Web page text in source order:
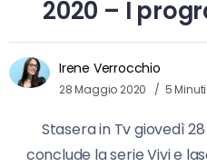
2020 – I
Irene Verrocchio
28 Maggio 2020 5
Stasera in Tv giovedì 28
conclude la serie Vivi e